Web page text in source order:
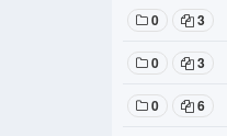
0 3
0 3
0 6